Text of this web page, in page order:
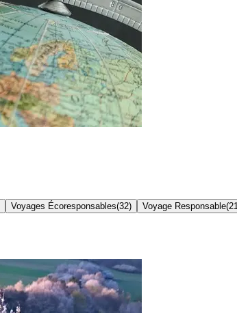
Voyages Écoresponsables(32) Voyage Responsable(21